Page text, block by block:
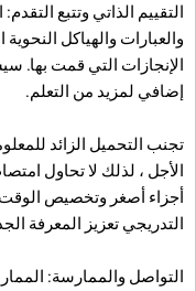
التقييم الذاتي وتتبع
والعبارات والهياكل
الإنجازات التي قمت بها.
إضافي لمزيد من التعلم.
تجنب التحميل الزائد
الأجل ، لذلك لا تحاول
أجزاء أصغر وتخصيص
التدريجي تعزيز المعرفة
التواصل والممارسة: